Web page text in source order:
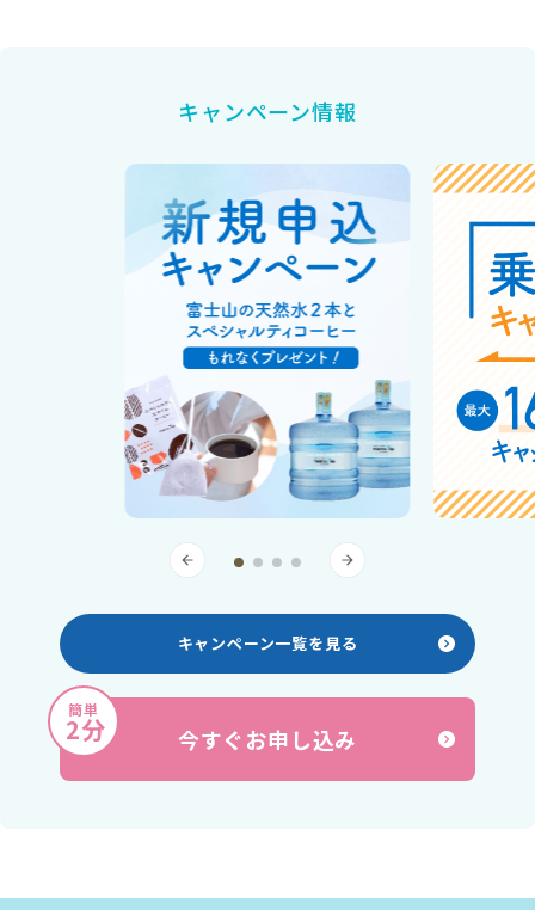
キャンペーン情報
キャンペーン一覧を見る
簡単
2分 今すぐお申し込み